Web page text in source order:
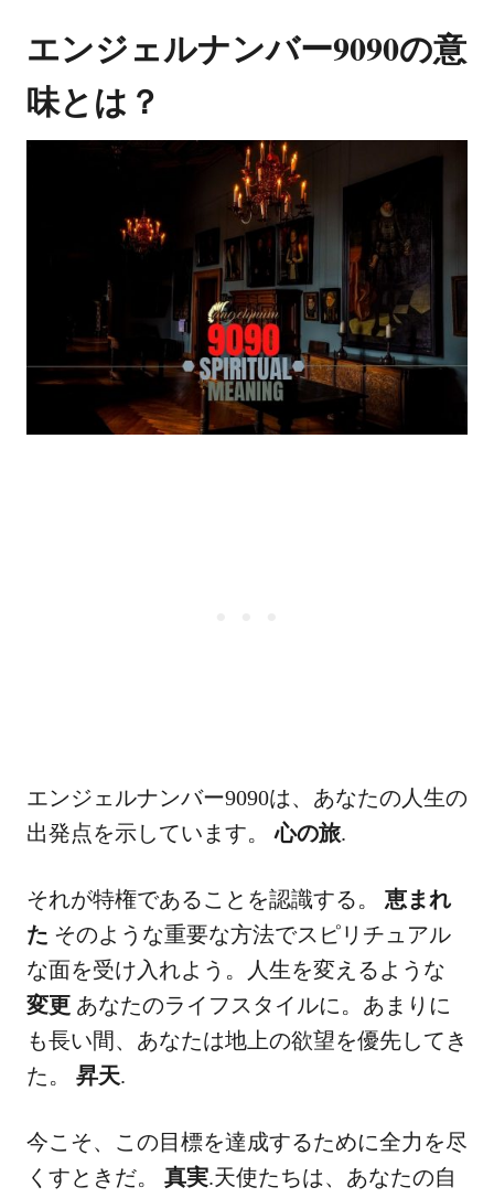
エンジェルナンバー9090の意
味とは？
エンジェルナンバー9090は、あなたの人生の
出発点を示しています。心の旅.
それが特権であることを認識する。 恵まれ
た そのような重要な方法でスピリチュアル
な面を受け入れよう。人生を変えるような
変更 あなたのライフスタイルに。あまりに
も長い間、あなたは地上の欲望を優先してき
た。 昇天.
今こそ、この目標を達成するために全力を尽
くすときだ。 真実.天使たちは、あなたの自